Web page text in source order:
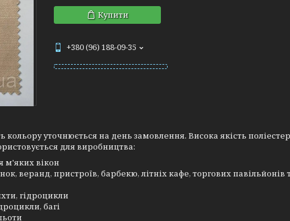
Купити
+380 (96) 188-09-35
уточнюється на день замовлення. Висока якість
для виробництва:
м'яких вікон
веранд, пристроїв, барбекю, літніх кафе, торгових
гідроцикли
багі